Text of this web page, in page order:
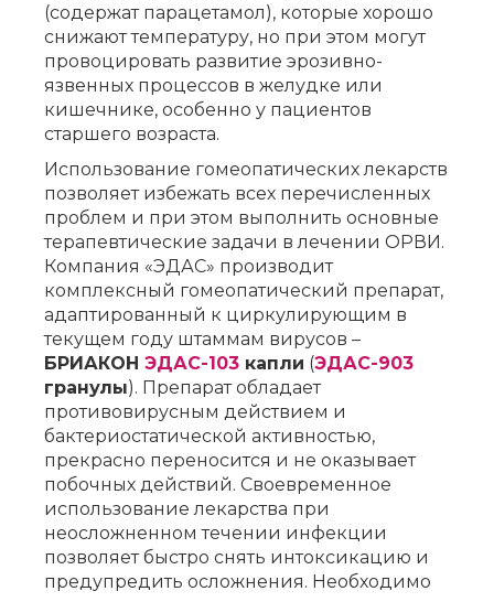
(содержат парацетамол), которые хорошо
снижают температуру, но при этом могут
провоцировать развитие эрозивно-
язвенных процессов в желудке или
кишечнике, особенно у пациентов
старшего возраста.
Использование гомеопатических лекарств
позволяет избежать всех перечисленных
проблем и при этом выполнить основные
терапевтические задачи в лечении ОРВИ.
Компания «ЭДАС» производит
комплексный гомеопатический препарат,
адаптированный к циркулирующим в
текущем году штаммам вирусов –
БРИАКОН ЭДАС-103 капли (ЭДАС-903
гранулы). Препарат обладает
противовирусным действием и
бактериостатической активностью,
прекрасно переносится и не оказывает
побочных действий. Своевременное
использование лекарства при
неосложненном течении инфекции
позволяет быстро снять интоксикацию и
предупредить осложнения. Необходимо